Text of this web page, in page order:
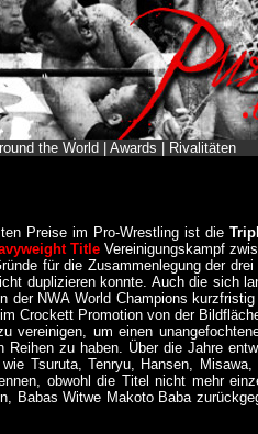
the World Awards Rivalitäten
Preise im Pro-Wrestling ist die
TitleVereinigungskampf
für die Zusammenlegung der
duplizieren konnte. Auch die sich
der NWA World Champions
Crockett Promotion von der
vereinigen, um einen
Reihen zu haben. Über die Jahre
wie Tsuruta, Tenryu, Hansen,
obwohl die Titel nicht mehr
Babas Witwe Makoto Baba